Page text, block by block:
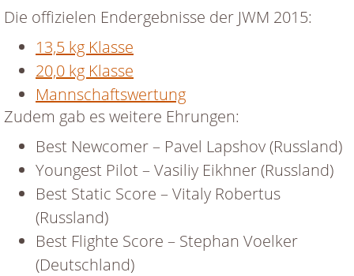
Die offizielen Endergebnisse der JWM 2015:
13,5 kg Klasse
20,0 kg Klasse
Mannschaftswertung
Zudem gab es weitere Ehrungen:
Best Newcomer – Pavel Lapshov (Russland)
Youngest Pilot – Vasiliy Eikhner (Russland)
Best Static Score – Vitaly Robertus
(Russland)
Best Flighte Score – Stephan Voelker
(Deutschland)